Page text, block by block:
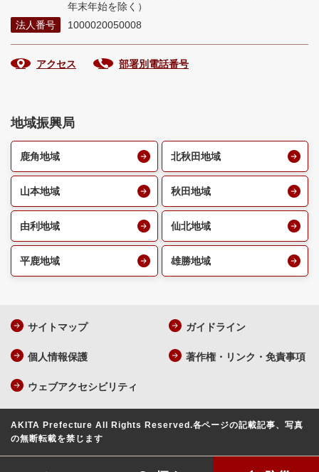
年末年始を除く）
法人番号
1000020050008
アクセス 部署別電話番号
地域振興局
鹿角地域 北秋田地域
山本地域 秋田地域
由利地域 仙北地域
平鹿地域 雄勝地域
サイトマップ ガイドライン
個人情報保護 著作権・リンク・免責事項
ウェブアクセシビリティ
AKITA Prefecture All Rights Reserved.各ページの記載記事、写真
の無断転載を禁じます